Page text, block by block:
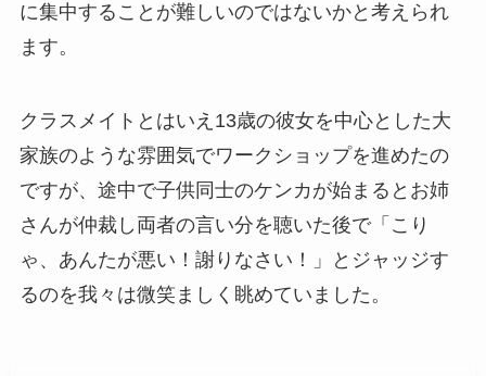
に集中することが難しいのではないかと考えられ
ます。
クラスメイトとはいえ13歳の彼女を中心とした大
家族のような雰囲気でワークショップを進めたの
ですが、途中で子供同士のケンカが始まるとお姉
さんが仲裁し両者の言い分を聴いた後で「こり
ゃ、あんたが悪い！謝りなさい！」とジャッジす
るのを我々は微笑ましく眺めていました。